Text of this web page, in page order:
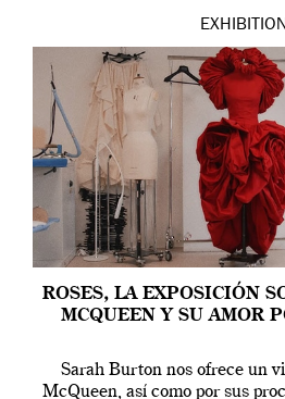
ROSES, LA EXPOSICIÓN
MCQUEEN Y SU AMOR
Sarah Burton nos ofrece un
McQueen, así como por sus